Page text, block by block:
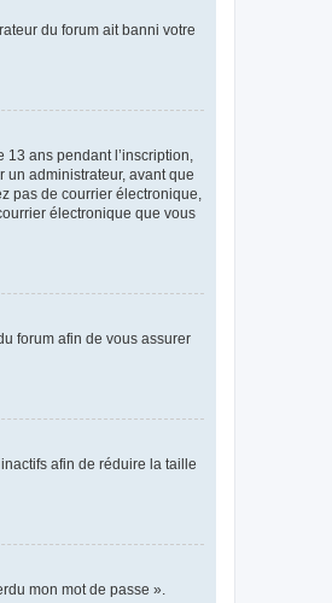
du forum ait banni votre
ans pendant l’inscription,
administrateur, avant que
pas de courrier électronique,
électronique que vous
forum afin de vous assurer
afin de réduire la taille
mon mot de passe ».